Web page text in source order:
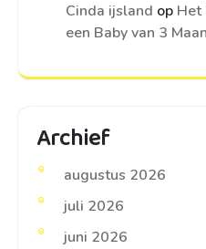
Cinda ijsland op Het
een Baby van 3
Archief
augustus 2026
juli 2026
juni 2026